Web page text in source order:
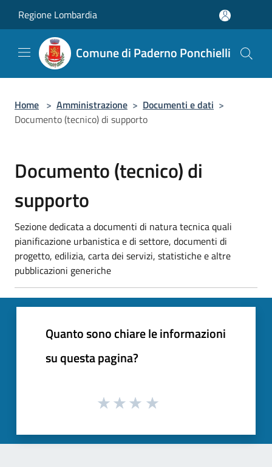
Regione Lombardia
Comune di Paderno Ponchielli
Home > Amministrazione > Documenti e dati >
Documento (tecnico) di supporto
Documento (tecnico) di
supporto
Sezione dedicata a documenti di natura tecnica quali
pianificazione urbanistica e di settore, documenti di
progetto, edilizia, carta dei servizi, statistiche e altre
pubblicazioni generiche
Quanto sono chiare le informazioni
su questa pagina?